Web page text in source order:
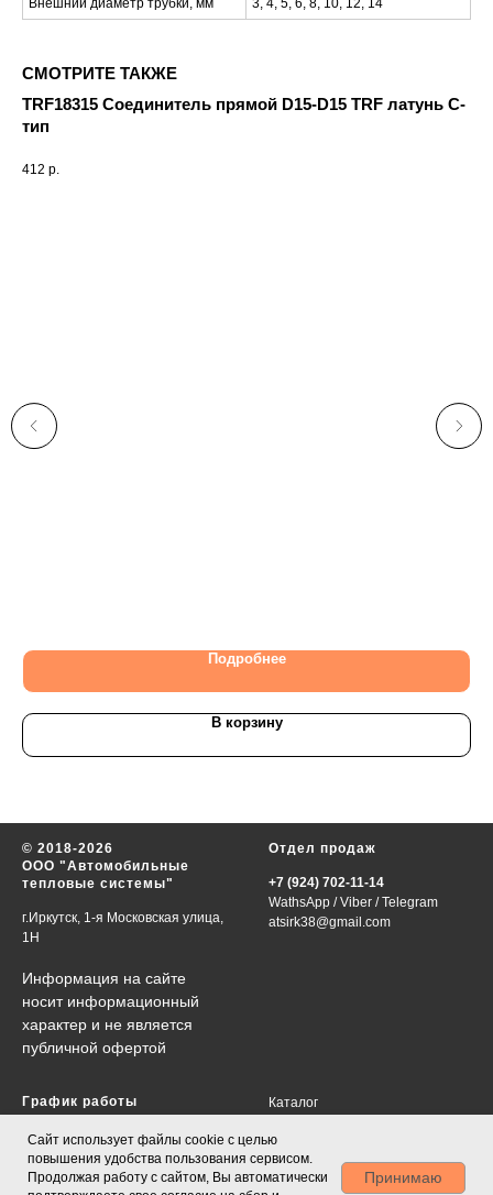
Внешний диаметр трубки, мм 3, 4, 5, 6, 8, 10, 12, 14
СМОТРИТЕ ТАКЖЕ
TRF18315 Соединитель прямой D15-D15 TRF латунь C-
тип
412 р.
Подробнее
В корзину
© 2018-2026
ООО "Автомобильные
тепловые системы"
г.Иркутск, 1-я Московская улица,
1Н
Информация на сайте
носит информационный
характер и не является
публичной офертой
Отдел продаж
+7 (924) 702-11-14
WathsApp /Viber /Telegram
atsirk38@gmail.com
График работы
в будни 09:00-18:00
сб., вс., праздничные дни-
выходные
Каталог
Контакты
О нас
Сайт использует файлы cookie с целью
повышения удобства пользования сервисом.
Продолжая работу с сайтом, Вы автоматически
Принимаю